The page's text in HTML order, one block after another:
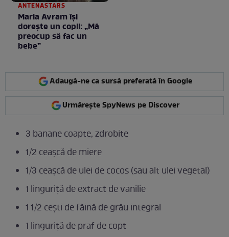
ANTENASTARS
Maria Avram își
dorește un copil: „Mă
preocup să fac un
bebe”
Adaugă-ne ca sursă preferată în Google
Urmărește SpyNews pe Discover
3 banane coapte, zdrobite
1/2 ceașcă de miere
1/3 ceașcă de ulei de cocos (sau alt ulei vegetal)
1 linguriță de extract de vanilie
1 1/2 cești de făină de grâu integral
1 linguriță de praf de copt